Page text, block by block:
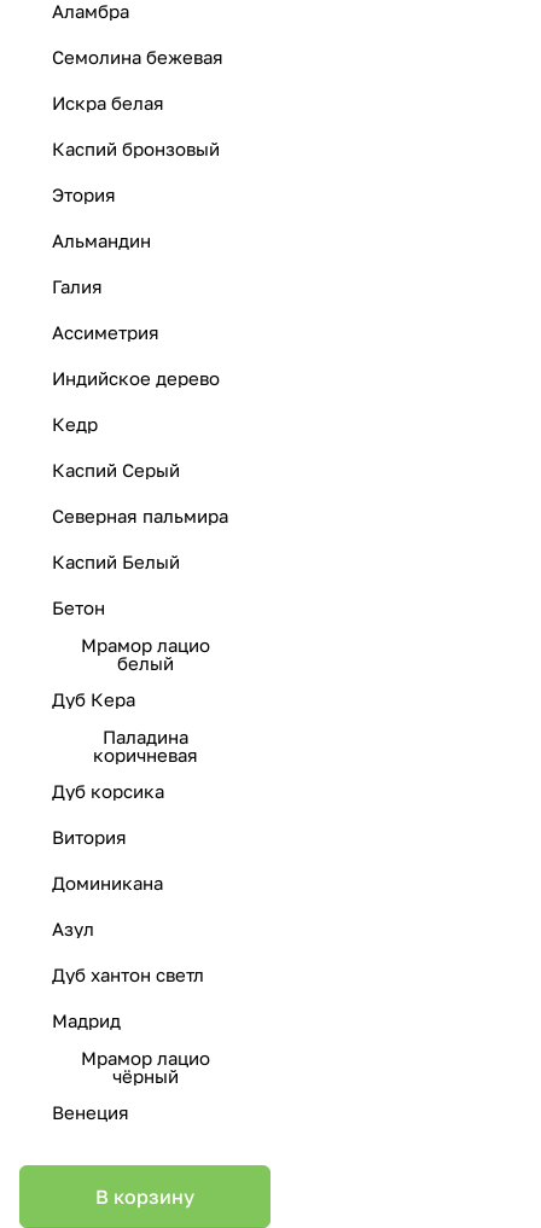
Аламбра
Семолина бежевая
Искра белая
Каспий бронзовый
Этория
Альмандин
Галия
Ассиметрия
Индийское дерево
Кедр
Каспий Серый
Северная пальмира
Каспий Белый
Бетон
Мрамор лацио
белый
Дуб Кера
Паладина
коричневая
Дуб корсика
Витория
Доминикана
Азул
Дуб хантон светл
Мадрид
Мрамор лацио
чёрный
Венеция
В корзину